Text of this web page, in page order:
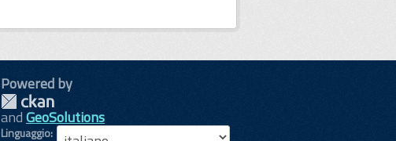
Powered by
andGeoSolutions
Linguaggio